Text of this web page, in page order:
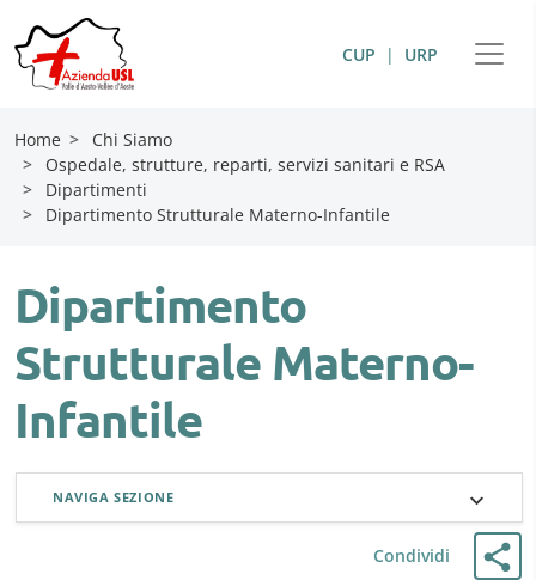
CUP | URP
Home >
Chi Siamo
>
Ospedale, strutture, reparti, servizi sanitari e RSA
>
Dipartimenti
>
Dipartimento Strutturale Materno-Infantile
Dipartimento
Strutturale Materno-
Infantile
Condividi
NAVIGA SEZIONE